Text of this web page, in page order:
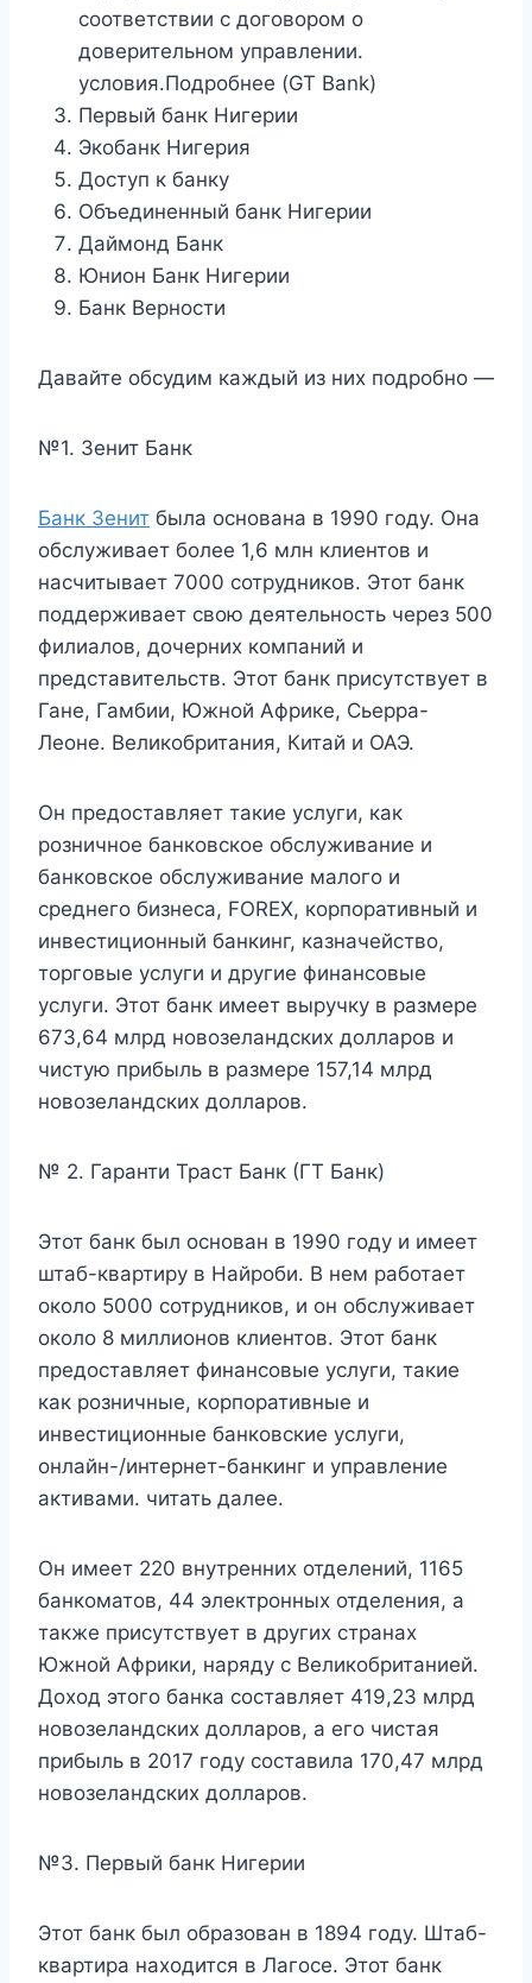
соответствии с договором о
доверительном управлении.
условия.Подробнее (GT Bank)
Первый банк Нигерии
Экобанк Нигерия
Доступ к банку
Объединенный банк Нигерии
Даймонд Банк
Юнион Банк Нигерии
Банк Верности
Давайте обсудим каждый из них подробно —
№1. Зенит Банк
Банк Зенит была основана в 1990 году. Она
обслуживает более 1,6 млн клиентов и
насчитывает 7000 сотрудников. Этот банк
поддерживает свою деятельность через 500
филиалов, дочерних компаний и
представительств. Этот банк присутствует в
Гане, Гамбии, Южной Африке, Сьерра-
Леоне. Великобритания, Китай и ОАЭ.
Он предоставляет такие услуги, как
розничное банковское обслуживание и
банковское обслуживание малого и
среднего бизнеса, FOREX, корпоративный и
инвестиционный банкинг, казначейство,
торговые услуги и другие финансовые
услуги. Этот банк имеет выручку в размере
673,64 млрд новозеландских долларов и
чистую прибыль в размере 157,14 млрд
новозеландских долларов.
№ 2. Гаранти Траст Банк (ГТ Банк)
Этот банк был основан в 1990 году и имеет
штаб-квартиру в Найроби. В нем работает
около 5000 сотрудников, и он обслуживает
около 8 миллионов клиентов. Этот банк
предоставляет финансовые услуги, такие
как розничные, корпоративные и
инвестиционные банковские услуги,
онлайн-/интернет-банкинг и управление
активами. читать далее.
Он имеет 220 внутренних отделений, 1165
банкоматов, 44 электронных отделения, а
также присутствует в других странах
Южной Африки, наряду с Великобританией.
Доход этого банка составляет 419,23 млрд
новозеландских долларов, а его чистая
прибыль в 2017 году составила 170,47 млрд
новозеландских долларов.
№3. Первый банк Нигерии
Этот банк был образован в 1894 году. Штаб-
квартира находится в Лагосе. Этот банк